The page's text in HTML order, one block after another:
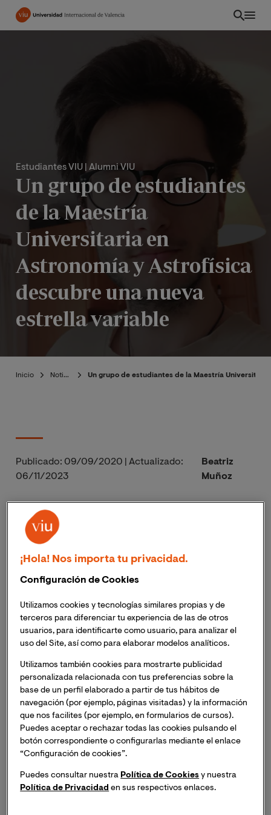
Pasar
Estudiantes VIU | Alumni VIU
Un grupo de estudiantes
de la Maestría
Universitaria en
Astronomía y Astrofísica
descubre una nueva
estrella variable
Inicio Noticias Un grupo de estudiantes de la Maestría
Publicado: 09/09/2020
Actualizado:
06/11/2023
Beatriz
Muñoz
El descubrimiento fue realizado durante las
prácticas observacionales en remoto que los
estudiantes realizan en observatorios junto a
investigadores.
que tienen este tipo de prácticas, que emulan una
forma de trabajar muy habitual en la investigación
en astronomía.
LaMaestría Universitaria en Astronomía y
Astrofísica de la Universidad Internacional de Valencia
destaca, entre otros muchos aspectos diferenciales,
por ofrecer a sus estudiantes
prácticas nocturnas a
distancia en observatorios astronómicos
reales. Precisamente en una de esas sesiones de
prácticas un grupo de estudiantes del máster ha
¡Hola! Nos importa tu privacidad.
Configuración de Cookies
Utilizamos cookies y tecnologías similares propias y de
terceros para diferenciar tu experiencia de las de otros
usuarios, para identificarte como usuario, para analizar el
uso del Site, así como para elaborar modelos analíticos.
Utilizamos también cookies para mostrarte publicidad
personalizada relacionada con tus preferencias sobre la
base de un perfil elaborado a partir de tus hábitos de
navegación (por ejemplo, páginas visitadas) y la información
que nos facilites (por ejemplo, en formularios de cursos).
Puedes aceptar o rechazar todas las cookies pulsando el
botón correspondiente o configurarlas mediante el enlace
“Configuración de cookies”.
Puedes consultar nuestra Política de Cookies y nuestra
Política de Privacidad en sus respectivos enlaces.